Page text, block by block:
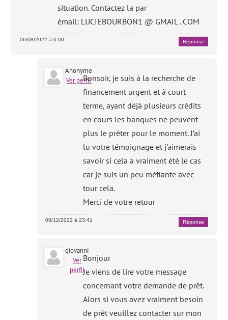
situation. Contactez la par
émail: LUCIEBOURBON1 @ GMAIL . COM
06/08/2022 à 0:00 Réponse
Anonyme
Ver perfilBonsoir, je suis à la recherche de
financement urgent et à court
terme, ayant déjà plusieurs crédits
en cours les banques ne peuvent
plus le prêter pour le moment. J’ai
lu votre témoignage et j’aimerais
savoir si cela a vraiment été le cas
car je suis un peu méfiante avec
tour cela.
Merci de votre retour
08/12/2022 à 23:41 Réponse
giovanni
Ver
perfil
Bonjour
Je viens de lire votre message
concernant votre demande de prêt.
Alors si vous avez vraiment besoin
de prêt veuillez contacter sur mon